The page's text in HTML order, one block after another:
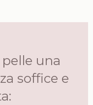
una
soffice e